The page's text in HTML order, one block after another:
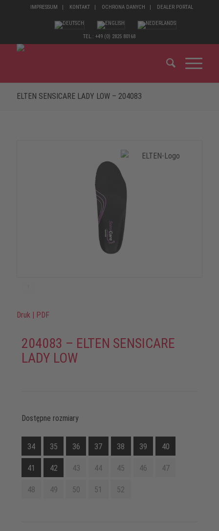
IMPRESSUM KONTAKT OCHRONA DANYCH DEALER PORTAL
TEL.: +49 (0) 2825 80168
ELTEN SENSICARE LADY LOW – 204083
Druk PDF
204083 – ELTEN SENSICARE
LADY LOW
Dostępne rozmiary
34 35 36 37 38 39 40
41 42 43 44 45 46 47
48 49 50 51 52